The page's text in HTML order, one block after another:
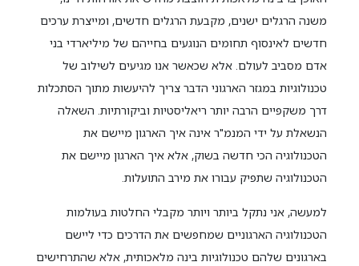
משנה הרגלים ישנים, מקבעת הרגלים חדשים, ומייצרת ערכים
חדשים לאינסוף תחומים הנוגעים בחייהם של מיליארדי בני
אדם מסביב לעולם. אלא שכאשר אנו מגיעים לשילוב של
טכנולוגיות במגזר הארגוני הדבר צריך להיעשות מתוך הסתכלות
דרך משקפיים הרבה יותר ריאליסטיות וביקורתיות. השאלה
הנשאלת על ידי המנמ"ר אינה איך הארגון מיישם את
הטכנולוגיה הכי חדשה בשוק, אלא איך הארגון מיישם את
הטכנולוגיה שתפיק עבורו את מירב התועלות.
למעשה, אני נתקל ביותר ויותר מקבלי החלטות בעולמות
הטכנולוגיה הארגוניים שמחפשים את הדרכים כדי ליישם
בארגונים שלהם טכנולוגיות בינה מלאכותית, אלא שהתרחישים